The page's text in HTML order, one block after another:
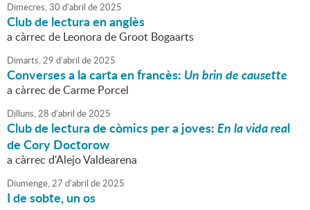
Dimecres,30 d'abril de2025
Club de lectura en anglès
a càrrec de Leonora de Groot Bogaarts
Dimarts,29 d'abril de2025
Converses a la carta en francès: Un brin de causette
a càrrec de Carme Porcel
Dilluns,28 d'abril de2025
Club de lectura de còmics per a joves:En la vida real
de Cory Doctorow
a càrrec d'Alejo Valdearena
Diumenge,27 d'abril de2025
I de sobte, un os